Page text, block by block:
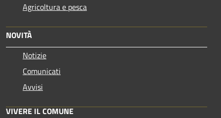
Agricoltura e pesca
NOVITÀ
Notizie
Comunicati
Avvisi
VIVERE IL COMUNE